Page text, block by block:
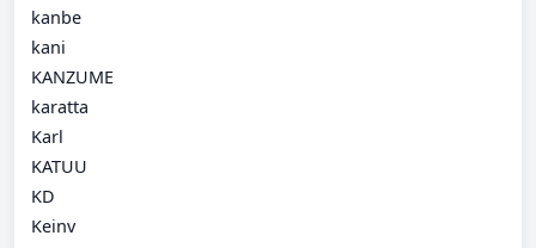
kanbe
kani
KANZUME
karatta
Karl
KATUU
KD
Keinv